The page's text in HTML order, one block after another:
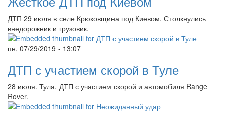
ДТП 29 июля в селе Крюковщина под Киевом. Столкнулись
внедорожник и грузовик.
пн, 07/29/2019 - 13:07
ДТП с участием скорой в Туле
28 июля. Тула. ДТП с участием скорой и автомобиля Range
Rover.